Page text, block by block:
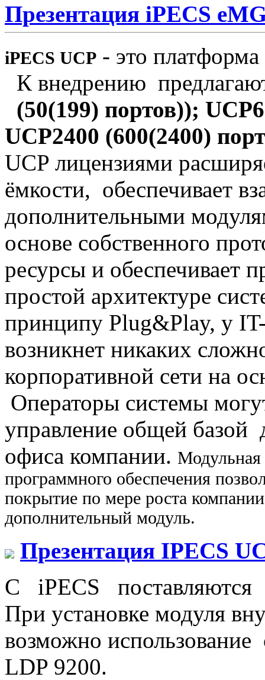
Презентация iPECS
iPECS UCP - это
К внедрению
(50(199) портов)); UCP
UCP2400 (600(2400)
UCP лицензиями
ёмкости, обеспечивает
дополнительными
основе собственного
ресурсы и обеспечивает
простой архитектуре
принципу Plug&Play, у
возникнет никаких
корпоративной сети на
Операторы системы
управление общей
офиса компании. Модульная
программного обеспечения
покрытие по мере роста
дополнительный модуль.
Презентация IPECS
С iPECS поставляются
При установке модуля
возможно
LDP 9200.